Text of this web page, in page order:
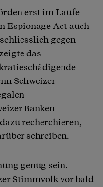
erst im Laufe
Espionage Act auch
gegen
das
Schweizer
Banken
recherchieren,
schreiben.
genug sein.
Stimmvolk vor bald